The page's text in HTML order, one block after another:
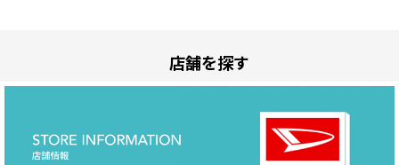
店舗を探す